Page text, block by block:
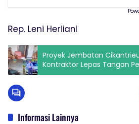
Rep. Leni Herliani
Proyek Jembatan
Kontraktor Lepas Tangan
Garut Ngaku Malu?
Informasi Lainnya